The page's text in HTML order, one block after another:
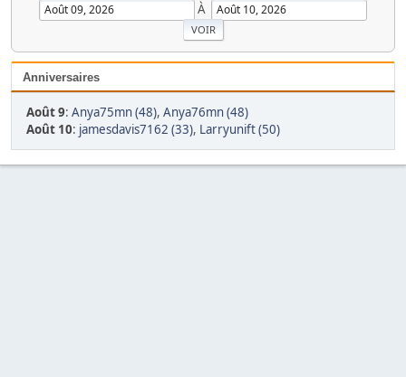
À
Anniversaires
Août 9: Anya75mn (48), Anya76mn (48)
Août 10: jamesdavis7162 (33), Larryunift (50)